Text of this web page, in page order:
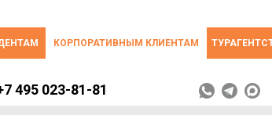
КОРПОРАТИВНЫМ КЛИЕНТАМ
495 023-81-81